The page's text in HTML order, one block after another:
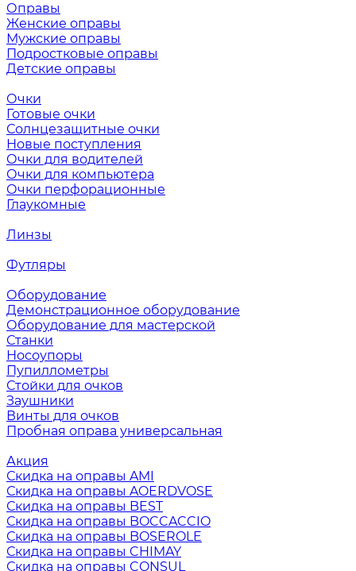
Оправы
Женские оправы
Мужские оправы
Подростковые оправы
Детские оправы
Очки
Готовые очки
Солнцезащитные очки
Новые поступления
Очки для водителей
Очки для компьютера
Очки перфорационные
Глаукомные
Линзы
Футляры
Оборудование
Демонстрационное оборудование
Оборудование для мастерской
Станки
Носоупоры
Пупиллометры
Стойки для очков
Заушники
Винты для очков
Пробная оправа универсальная
Акция
Скидка на оправы AMI
Скидка на оправы AOERDVOSE
Скидка на оправы BEST
Скидка на оправы BOCCACCIO
Скидка на оправы BOSEROLE
Скидка на оправы CHIMAY
Скидка на оправы CONSUL